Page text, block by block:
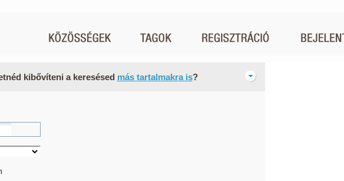
kibővíteni a keresésed más tartalmakra is?